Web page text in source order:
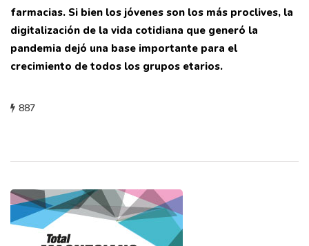
farmacias. Si bien los jóvenes son los más proclives, la
digitalización de la vida cotidiana que generó la
pandemia dejó una base importante para el
crecimiento de todos los grupos etarios.
887